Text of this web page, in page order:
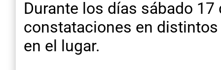
Durante los días sábado
constataciones en
en el lugar.